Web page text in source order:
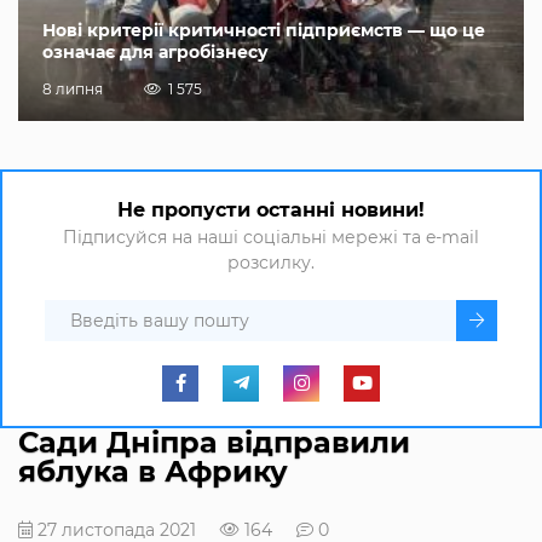
Нові критерії критичності підприємств — що це
означає для агробізнесу
8 липня 1 575
Не пропусти останні новини!
Підписуйся на наші соціальні мережі та e-mail
розсилку.
Сади Дніпра відправили
яблука в Африку
27 листопада 2021 164 0